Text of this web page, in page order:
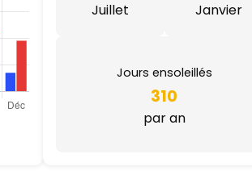
Juillet Janvier
Jours ensoleillés
310
par an